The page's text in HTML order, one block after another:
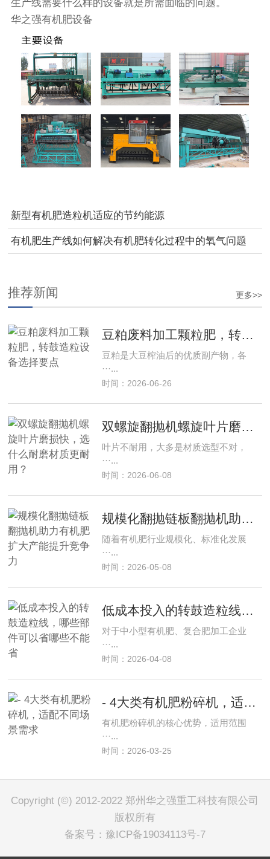
生产线需要什么样的设备就是所需面临的问题。
华之强有机肥设备
新型有机肥造粒机适应的节约能源
有机肥生产线如何解决有机肥转化过程中的氧气问题
更多>>
推荐新闻
豆粕废料加工颗粒肥，转鼓造粒设备选择要点
豆粕是大豆榨油后的优质副产物，各
···...
时间：2026-06-26
双螺旋翻抛机螺旋叶片磨损快，选什么耐磨材质更耐用？
叶片不耐用，大多是材质选型不对，
···...
时间：2026-06-08
规模化翻抛链板翻抛机助力有机肥扩大产能提升竞争力
随着有机肥行业规模化、标准化发展
···...
时间：2026-05-08
低成本投入的转鼓造粒线，哪些部件可以省哪些不能省
对于中小型有机肥、复合肥加工企业
···...
时间：2026-04-08
- 4大类有机肥粉碎机，适配不同场景需求
有机肥粉碎机的核心优势，适用范围
···...
时间：2026-03-25
Copyright (©) 2012-2022 郑州华之强重工科技有限公司
版权所有
备案号： 豫ICP备19034113号-7